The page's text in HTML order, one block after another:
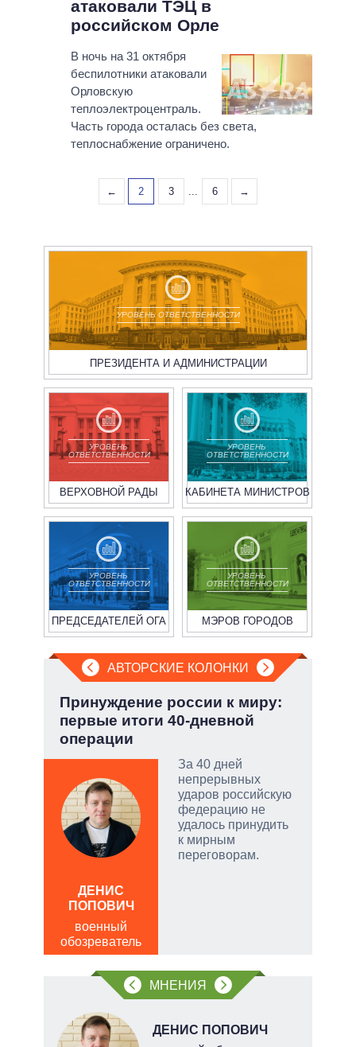
атаковали ТЭЦ в
российском Орле
В ночь на 31 октября
беспилотники атаковали
Орловскую
теплоэлектроцентраль.
Часть города осталась без света,
теплоснабжение ограничено.
← 2 3 ... 6 →
УРОВЕНЬ ОТВЕТСТВЕННОСТИ
ПРЕЗИДЕНТА И АДМИНИСТРАЦИИ
УРОВЕНЬ
ОТВЕТСТВЕННОСТИ
ВЕРХОВНОЙ РАДЫ
УРОВЕНЬ
ОТВЕТСТВЕННОСТИ
КАБИНЕТА МИНИСТРОВ
УРОВЕНЬ
ОТВЕТСТВЕННОСТИ
ПРЕДСЕДАТЕЛЕЙ ОГА
УРОВЕНЬ
ОТВЕТСТВЕННОСТИ
МЭРОВ ГОРОДОВ
АВТОРСКИЕ КОЛОНКИ
Принуждение россии к миру:
первые итоги 40-дневной
операции
За 40 дней
непрерывных
ударов российскую
федерацию не
удалось принудить
к мирным
переговорам.
ДЕНИС
ПОПОВИЧ
военный
обозреватель
МНЕНИЯ
ДЕНИС ПОПОВИЧ